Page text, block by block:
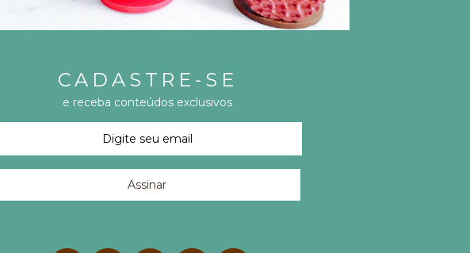
CADASTRE-SE
e receba conteúdos exclusivos